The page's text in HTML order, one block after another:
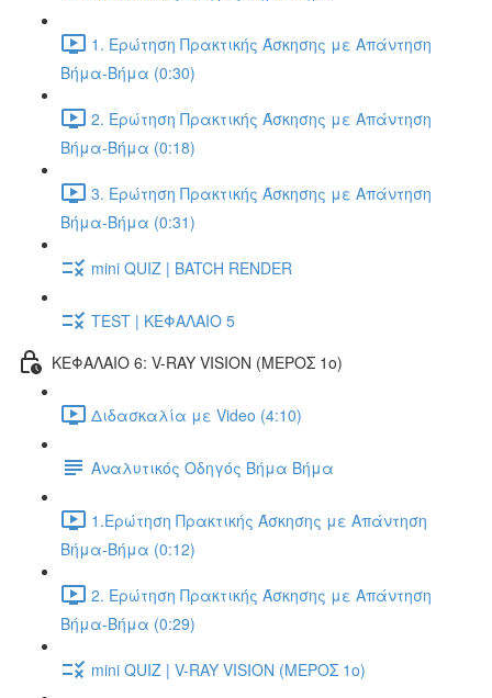
1. Ερώτηση Πρακτικής Άσκησης με Απάντηση
Βήμα-Βήμα (0:30)
2. Ερώτηση Πρακτικής Άσκησης με Απάντηση
Βήμα-Βήμα (0:18)
3. Ερώτηση Πρακτικής Άσκησης με Απάντηση
Βήμα-Βήμα (0:31)
mini QUIZ | BATCH RENDER
TEST | ΚΕΦΑΛΑΙΟ 5
ΚΕΦΑΛΑΙΟ 6: V-RAY VISION (ΜΕΡΟΣ 1ο)
Διδασκαλία με Video (4:10)
Αναλυτικός Οδηγός Βήμα Βήμα
1.Ερώτηση Πρακτικής Άσκησης με Απάντηση
Βήμα-Βήμα (0:12)
2. Ερώτηση Πρακτικής Άσκησης με Απάντηση
Βήμα-Βήμα (0:29)
mini QUIZ | V-RAY VISION (ΜΕΡΟΣ 1ο)